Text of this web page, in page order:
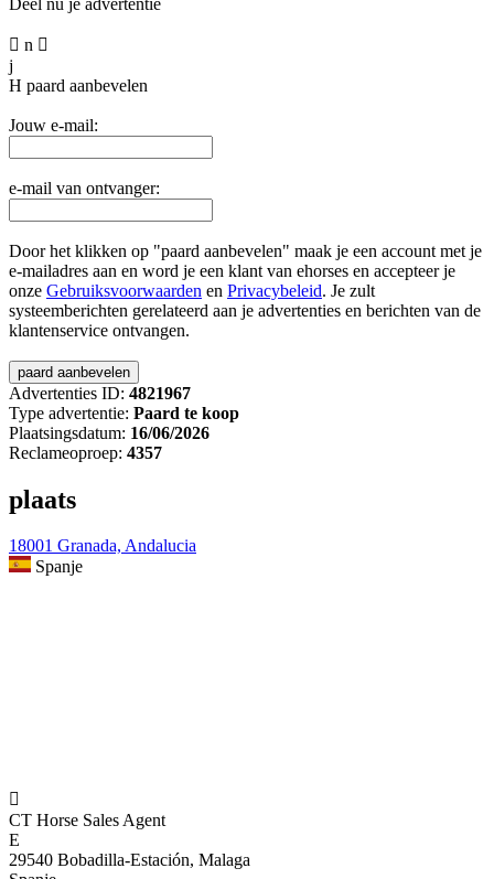
 n 
j
H paard aanbevelen
Jouw e-mail:
e-mail van ontvanger:
Door het klikken op "paard aanbevelen" maak je een account met je
e-mailadres aan en word je een klant van ehorses en accepteer je
onze Gebruiksvoorwaarden en Privacybeleid. Je zult
systeemberichten gerelateerd aan je advertenties en berichten van de
klantenservice ontvangen.
Advertenties ID: 4821967
Type advertentie: Paard te koop
Plaatsingsdatum: 16/06/2026
Reclameoproep: 4357
plaats
18001 Granada, Andalucia
Spanje

CT Horse Sales Agent
E
29540 Bobadilla-Estación, Malaga